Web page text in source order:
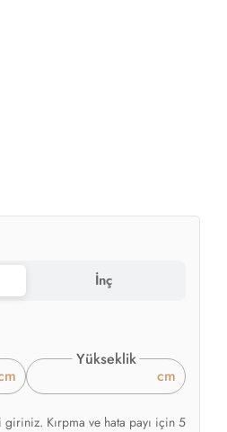
İnç
Yükseklik
cm
giriniz. Kırpma ve hata payı için 5